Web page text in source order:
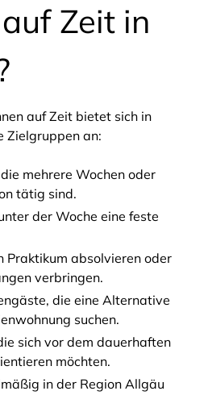
Zeit in
auf Zeit bietet sich in
Zielgruppen an:
mehrere Wochen oder
tätig sind.
der Woche eine feste
Praktikum absolvieren oder
verbringen.
die eine Alternative
suchen.
sich vor dem dauerhaften
möchten.
in der Region Allgäu